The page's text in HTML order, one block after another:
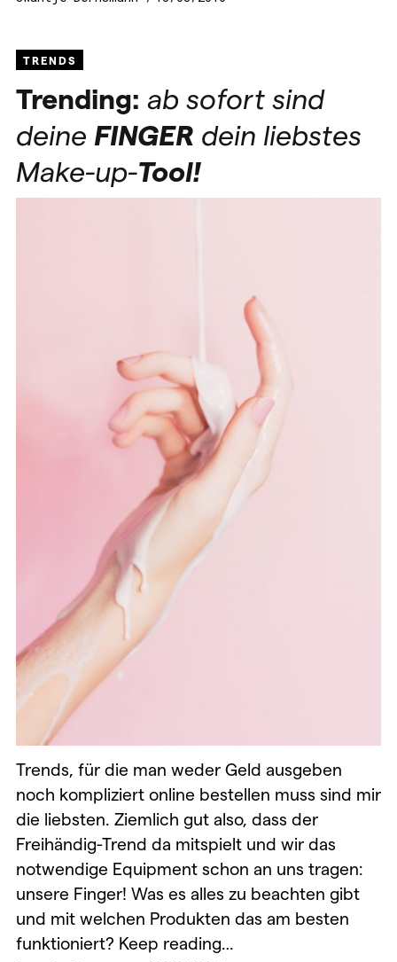
TRENDS
Trending: ab sofort sind
deine FINGER dein liebstes
Make-up-Tool!
Trends, für die man weder Geld ausgeben
noch kompliziert online bestellen muss sind mir
die liebsten. Ziemlich gut also, dass der
Freihändig-Trend da mitspielt und wir das
notwendige Equipment schon an uns tragen:
unsere Finger! Was es alles zu beachten gibt
und mit welchen Produkten das am besten
funktioniert? Keep reading…